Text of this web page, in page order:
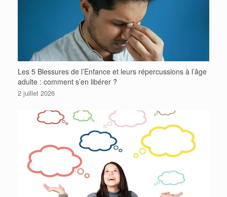
Les 5 Blessures de l’Enfance et leurs répercussions à l’âge
adulte : comment s’en libérer ?
2 juillet 2026